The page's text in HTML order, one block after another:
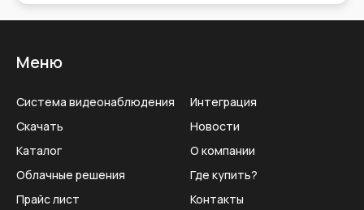
Меню
Система видеонаблюдения
Скачать
Каталог
Облачные решения
Прайс лист
Интеграция
Новости
О компании
Где купить?
Контакты